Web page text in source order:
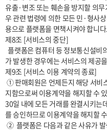
유출·변조 또는 훼손을 방지할 의
우 관련 법령에 의한 모든 민·형사
용으로 플랫폼을 면책시켜야 합니다.
제8조 [서비스의 중단]
  플랫폼은 컴퓨터 등 정보통신설비의 점검, 교체 및 고장, 통신 두절 등의 사유
가 발생한 경우에는 서비스의 제공
제9조 [서비스 이용 계약의 종료]
지함으로써 이용계약을 해지할 수
30일 내에 모든 거래를 완결시키는
를 승인하므로 이용계약을 해지할